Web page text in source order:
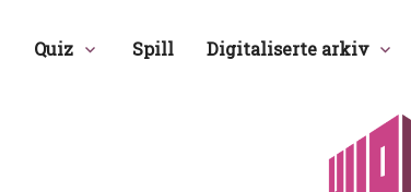
Quiz Spill
Digitaliserte arkiv